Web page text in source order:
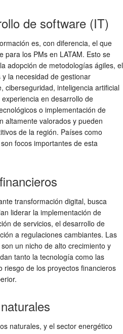
de software (IT)
es, con diferencia, el que
para los PMs en LATAM. Esto se
adopción de metodologías ágiles, el
la necesidad de gestionar
ciberseguridad, inteligencia artificial
en desarrollo de
o implementación de
altamente valorados y pueden
de la región. Países como
focos importantes de esta
transformación digital, busca
liderar la implementación de
de servicios, el desarrollo de
a regulaciones cambiantes. Las
un nicho de alto crecimiento y
tanto la tecnología como las
riesgo de los proyectos financieros
naturales, y el sector energético